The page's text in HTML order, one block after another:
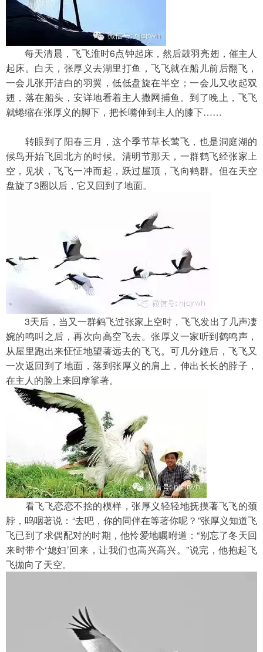
每天清晨，飞飞淮时6点钟起床，然后鼓羽亮翅，催主人
起床。白天，张厚义去湖里打鱼，飞飞就在船儿前后翻飞，
一会儿张开洁白的羽翼，低低盘旋在半空；一会儿又收起双
翅，落在船头，安详地看着主人撒网捕鱼。到了晚上，飞飞
就蜷缩在张厚义的脚下，把长嘴伸到主人的膝下……
转眼到了阳春三月，这个季节草长莺飞，也是洞庭湖的
候鸟开始飞回北方的时候。清明节那天，一群鹤飞经张家上
空，见状，飞飞一冲而起，跃过屋顶，飞向鹤群。但在天空
盘旋了3圈以后，它又回到了地面。
3天后，当又一群鹤飞过张家上空时，飞飞发出了几声凄
婉的鸣叫之后，再次向高空飞去。张厚义一家听到鹤鸣声，
从屋里跑出来怔怔地望著远去的飞飞。可几分鐘后，飞飞又
一次返回到了地面，落到张厚义的肩上，伸出长长的脖子，
在主人的脸上来回摩挲著。
看飞飞恋恋不捨的模样，张厚义轻轻地抚摸著飞飞的颈
脖，呜咽著说：“去吧，你的同伴在等著你呢？”张厚义知道飞
飞已到了求偶配对的时期，他怜爱地嘱咐道：“别忘了冬天回
来时带个‘媳妇’回来，让我们也高兴高兴。”说完，他抱起飞
飞拋向了天空。